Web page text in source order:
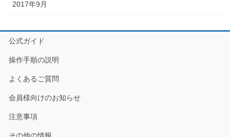
2017年9月
公式ガイド
操作手順の説明
よくあるご質問
会員様向けのお知らせ
注意事項